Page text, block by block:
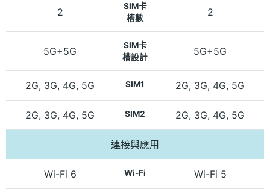
2
SIM卡
槽數
2
5G+5G
SIM卡
槽設計
5G+5G
2G, 3G, 4G, 5G SIM1 2G, 3G, 4G, 5G
2G, 3G, 4G, 5G SIM2 2G, 3G, 4G, 5G
連接與應用
Wi-Fi 6 Wi-Fi Wi-Fi 5